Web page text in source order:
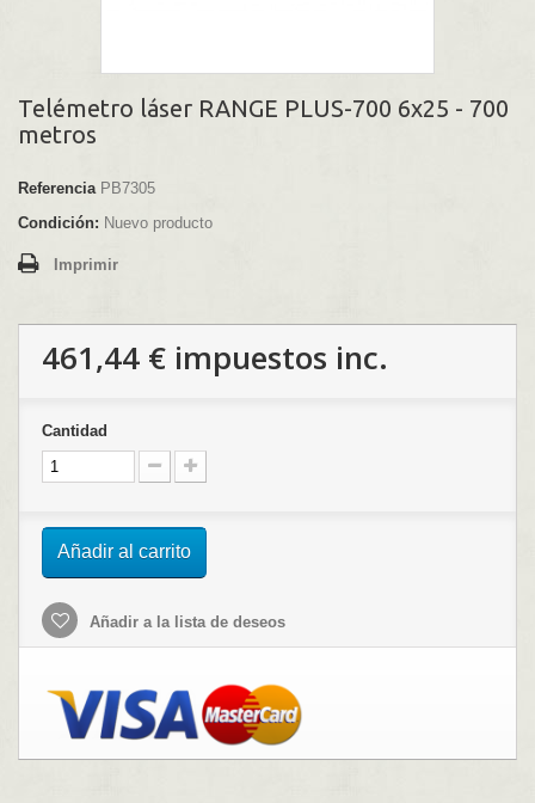
Telémetro láser RANGE PLUS-700 6x25 - 700
metros
Referencia PB7305
Condición: Nuevo producto
Imprimir
461,44 € impuestos inc.
Cantidad
Añadir al carrito
Añadir a la lista de deseos